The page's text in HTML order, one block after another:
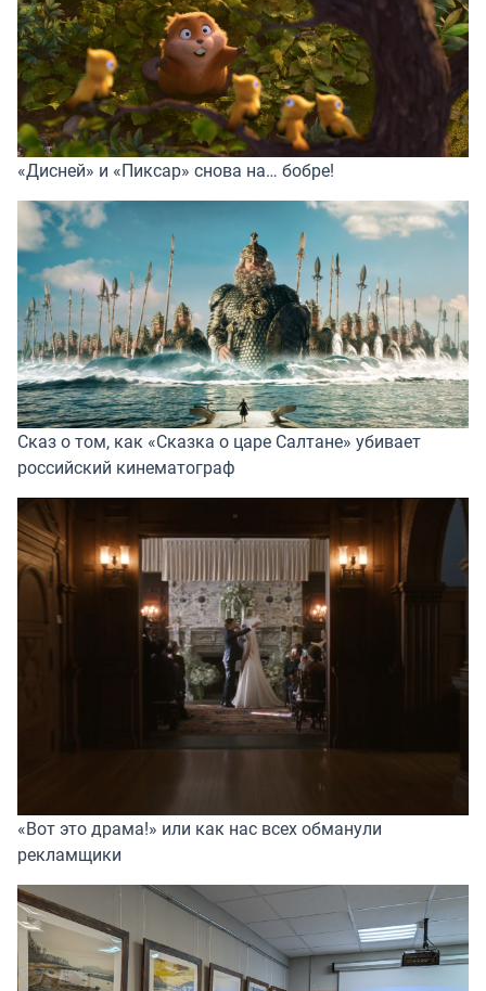
«Дисней» и «Пиксар» снова на… бобре!
Сказ о том, как «Сказка о царе Салтане» убивает
российский кинематограф
«Вот это драма!» или как нас всех обманули
рекламщики